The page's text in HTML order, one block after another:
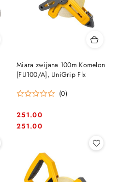
Miara zwijana 100m Komelon
[FU100/A], UniGrip Flx
(0)
Cena:
251.00
Cena:
251.00